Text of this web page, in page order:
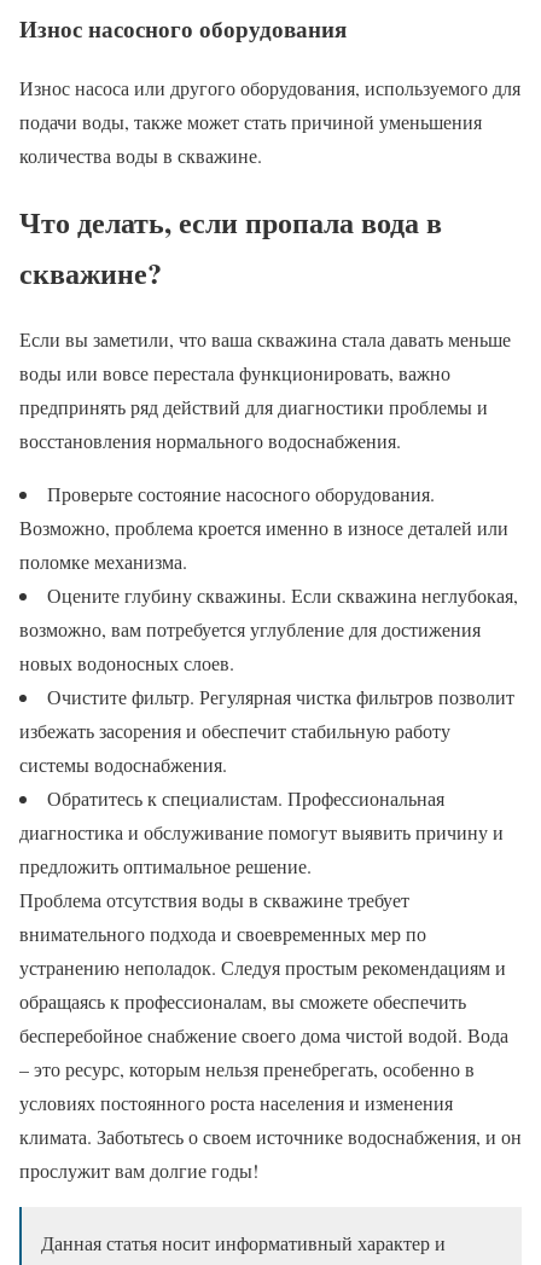
Износ насосного оборудования
Износ насоса или другого оборудования, используемого для
подачи воды, также может стать причиной уменьшения
количества воды в скважине.
Что делать, если пропала вода в
скважине?
Если вы заметили, что ваша скважина стала давать меньше
воды или вовсе перестала функционировать, важно
предпринять ряд действий для диагностики проблемы и
восстановления нормального водоснабжения.
Проверьте состояние насосного оборудования.
Возможно, проблема кроется именно в износе деталей или
поломке механизма.
Оцените глубину скважины. Если скважина неглубокая,
возможно, вам потребуется углубление для достижения
новых водоносных слоев.
Очистите фильтр. Регулярная чистка фильтров позволит
избежать засорения и обеспечит стабильную работу
системы водоснабжения.
Обратитесь к специалистам. Профессиональная
диагностика и обслуживание помогут выявить причину и
предложить оптимальное решение.
Проблема отсутствия воды в скважине требует
внимательного подхода и своевременных мер по
устранению неполадок. Следуя простым рекомендациям и
обращаясь к профессионалам, вы сможете обеспечить
бесперебойное снабжение своего дома чистой водой. Вода
– это ресурс, которым нельзя пренебрегать, особенно в
условиях постоянного роста населения и изменения
климата. Заботьтесь о своем источнике водоснабжения, и он
прослужит вам долгие годы!
Данная статья носит информативный характер и